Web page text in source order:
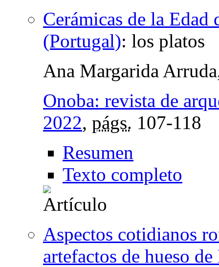
Cerámicas de la
(Portugal): los platos
Ana Margarida
Onoba: revista de
2022, págs. 107-118
Resumen
Texto completo
Aspectos cotidianos
artefactos de hueso